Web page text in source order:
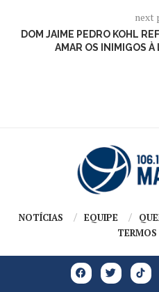
next
DOM JAIME PEDRO KOHL
AMAR OS INIMIGOS
NOTÍCIAS EQUIPE